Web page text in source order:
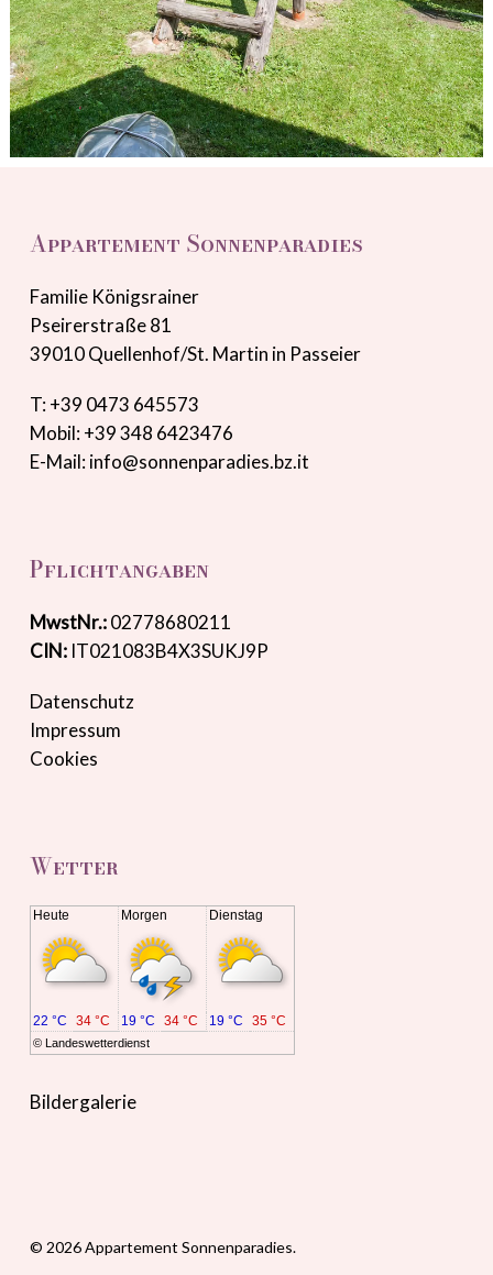
Appartement Sonnenparadies
Familie Königsrainer
Pseirerstraße 81
39010 Quellenhof/St. Martin in Passeier
T: +39 0473 645573
Mobil: +39 348 6423476
E-Mail:info@sonnenparadies.bz.it
Pflichtangaben
MwstNr.:02778680211
CIN:IT021083B4X3SUKJ9P
Datenschutz
Impressum
Cookies
Wetter
Heute Morgen Dienstag
© Landeswetterdienst
22 °C 34 °C 19 °C 34 °C 19 °C 35 °C
Bildergalerie
© 2026 Appartement Sonnenparadies.